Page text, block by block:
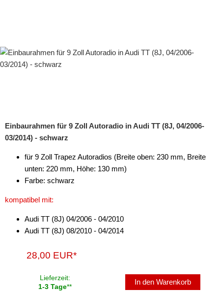
Einbaurahmen für 9 Zoll Autoradio in Audi TT (8J, 04/2006-
03/2014) - schwarz
für 9 Zoll Trapez Autoradios (Breite oben: 230 mm, Breite
unten: 220 mm, Höhe: 130 mm)
Farbe: schwarz
kompatibel mit:
Audi TT (8J) 04/2006 - 04/2010
Audi TT (8J) 08/2010 - 04/2014
28,00 EUR*
Lieferzeit:
1-3 Tage**
In den Warenkorb